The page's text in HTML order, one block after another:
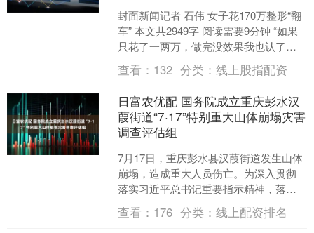
封面新闻记者 石伟 女子花170万整形“翻
车” 本文共2949字 阅读需要9分钟 “如果
只花了一两万，做完没效果我也认了。
我花了170万，加上往返路费，共有20....
查看： 132 分类：线上股指配资
日富农优配 国务院成立重庆彭水汉
葭街道“7·17”特别重大山体崩塌灾害
调查评估组
7月17日，重庆彭水县汉葭街道发生山体
崩塌，造成重大人员伤亡。为深入贯彻
落实习近平总书记重要指示精神，落实
李强总理等中央领导同志批示要求，根
据国家有关法律法规规....
查看： 176 分类：线上配资排名